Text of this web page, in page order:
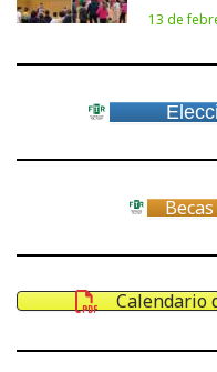
13 de
Calendario